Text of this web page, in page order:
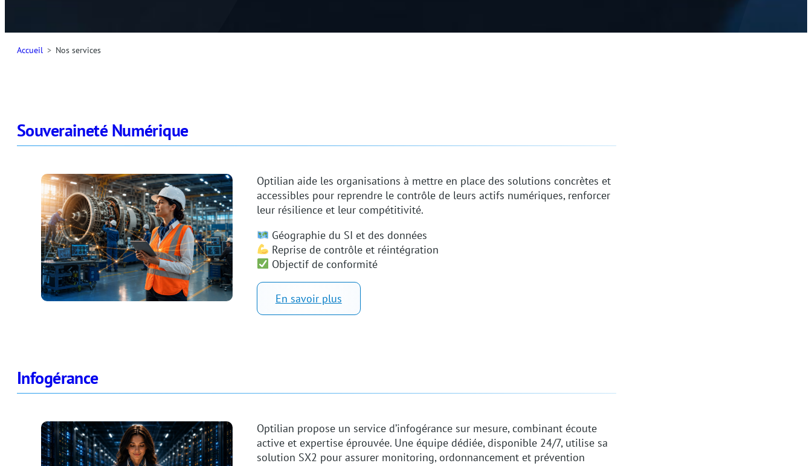
Accueil Nos services
Souveraineté Numérique
Optilian aide les organisations à mettre en place des solutions concrètes et
accessibles pour reprendre le contrôle de leurs actifs numériques, renforcer
leur résilience et leur compétitivité.
​ Géographie du SI et des données
​ Reprise de contrôle et réintégration
​ Objectif de conformité
En savoir plus
Infogérance
Optilian propose un service d’infogérance sur mesure, combinant écoute
active et expertise éprouvée. Une équipe dédiée, disponible 24/7, utilise sa
solution SX2 pour assurer monitoring, ordonnancement et prévention